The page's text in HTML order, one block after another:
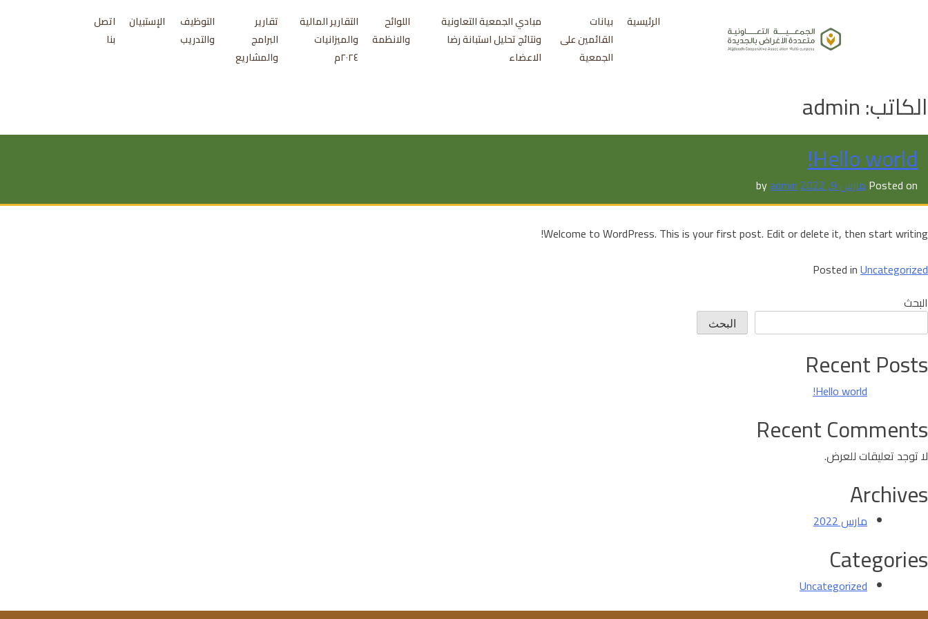
الرئيسية
بيانات
القائمين على
الجمعية
مبادي الجمعية التعاونية
ونتائج تحليل استبانة رضا
الاعضاء
اللوائح
والانظمة
التقارير المالية
والميزانيات
٢٠٢٤م
تقارير
البرامج
والمشاريع
التوظيف
والتدريب
الإستبيان
اتصل
بنا
الكاتب:admin
Hello world!
Posted onمارس 9, 2022 admin
Welcome to WordPress. This is your first post. Edit or delete it, then start writing!
Posted inUncategorized
البحث
البحث
Recent Posts
Hello world!
Recent Comments
لا توجد تعليقات للعرض.
Archives
مارس 2022
Categories
Uncategorized